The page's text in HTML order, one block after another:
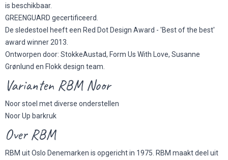
is beschikbaar.
GREENGUARD gecertificeerd.
De sledestoel heeft een Red Dot Design Award - 'Best of the best'
award winner 2013.
Ontworpen door: StokkeAustad, Form Us With Love, Susanne
Grønlund en Flokk design team.
Varianten RBM Noor
Noor stoel met diverse onderstellen
Noor Up barkruk
Over RBM
RBM uit Oslo Denemarken is opgericht in 1975. RBM maakt deel uit